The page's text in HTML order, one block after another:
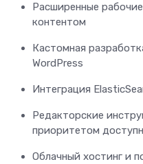
Расширенные
контентом
Кастомная
WordPress
Интеграция
Редакторские
приоритетом
Облачный хостинг и